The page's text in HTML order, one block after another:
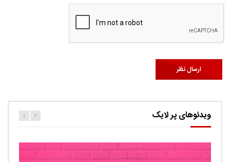
ویدئوهای پر لایک
کارتون اگنس این قسمت ربات ها